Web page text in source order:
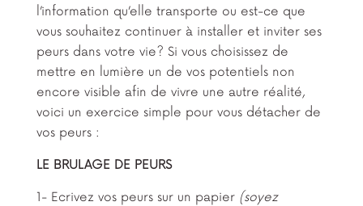
l’information qu’elle transporte ou est-ce que
vous souhaitez continuer à installer et inviter ses
peurs dans votre vie? Si vous choisissez de
mettre en lumière un de vos potentiels non
encore visible afin de vivre une autre réalité,
voici un exercice simple pour vous détacher de
vos peurs :
LE BRULAGE DE PEURS
1- Ecrivez vos peurs sur un papier (soyez